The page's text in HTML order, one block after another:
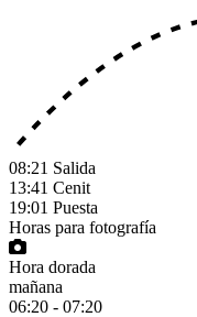
08:21 Salida
13:41 Cenit
19:01 Puesta
Horas para fotografía
Hora dorada
mañana
06:20 - 07:20